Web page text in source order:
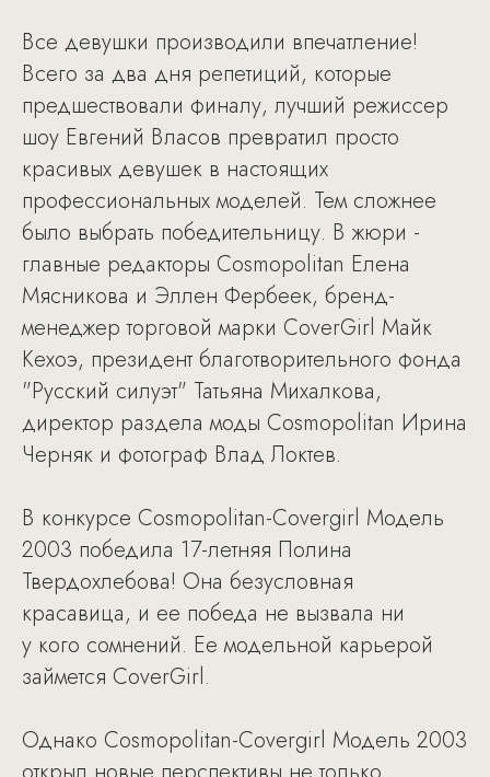
Все девушки производили впечатление!
Всего за два дня репетиций, которые
предшествовали финалу, лучший режиссер
шоу Евгений Власов превратил просто
красивых девушек в настоящих
профессиональных моделей. Тем сложнее
было выбрать победительницу. В жюри -
главные редакторы Cosmopolitan Елена
Мясникова и Эллен Фербеек, бренд-
менеджер торговой марки CoverGirl Майк
Кехоэ, президент благотворительного фонда
"Русский силуэт" Татьяна Михалкова,
директор раздела моды Cosmopolitan Ирина
Черняк и фотограф Влад Локтев.
В конкурсе Cosmopolitan-Covergirl Модель
2003 победила 17-летняя Полина
Твердохлебова! Она безусловная
красавица, и ее победа не вызвала ни
у кого сомнений. Ее модельной карьерой
займется CoverGirl.
Однако Cosmopolitan-Covergirl Модель 2003